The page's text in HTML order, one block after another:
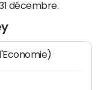
décembre.